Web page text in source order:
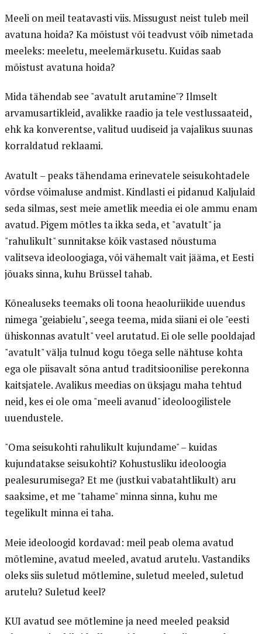
Meeli on meil teatavasti viis. Missugust neist tuleb meil
avatuna hoida? Ka mõistust või teadvust võib nimetada
meeleks: meeletu, meelemärkusetu. Kuidas saab
mõistust avatuna hoida?
Mida tähendab see "avatult arutamine"? Ilmselt
arvamusartikleid, avalikke raadio ja tele vestlussaateid,
ehk ka konverentse, valitud uudiseid ja vajalikus suunas
korraldatud reklaami.
Avatult – peaks tähendama erinevatele seisukohtadele
võrdse võimaluse andmist. Kindlasti ei pidanud Kaljulaid
seda silmas, sest meie ametlik meedia ei ole ammu enam
avatud. Pigem mõtles ta ikka seda, et "avatult" ja
"rahulikult" sunnitakse kõik vastased nõustuma
valitseva ideoloogiaga, või vähemalt vait jääma, et Eesti
jõuaks sinna, kuhu Brüssel tahab.
Kõnealuseks teemaks oli toona heaoluriikide uuendus
nimega "geiabielu", seega teema, mida siiani ei ole "eesti
ühiskonnas avatult" veel arutatud. Ei ole selle pooldajad
"avatult" välja tulnud kogu tõega selle nähtuse kohta
ega ole piisavalt sõna antud traditsioonilise perekonna
kaitsjatele. Avalikus meedias on üksjagu maha tehtud
neid, kes ei ole oma "meeli avanud" ideoloogilistele
uuendustele.
"Oma seisukohti rahulikult kujundame" – kuidas
kujundatakse seisukohti? Kohustusliku ideoloogia
pealesurumisega? Et me (justkui vabatahtlikult) aru
saaksime, et me "tahame" minna sinna, kuhu me
tegelikult minna ei taha.
Meie ideoloogid kordavad: meil peab olema avatud
mõtlemine, avatud meeled, avatud arutelu. Vastandiks
oleks siis suletud mõtlemine, suletud meeled, suletud
arutelu? Suletud keel?
KUI avatud see mõtlemine ja need meeled peaksid